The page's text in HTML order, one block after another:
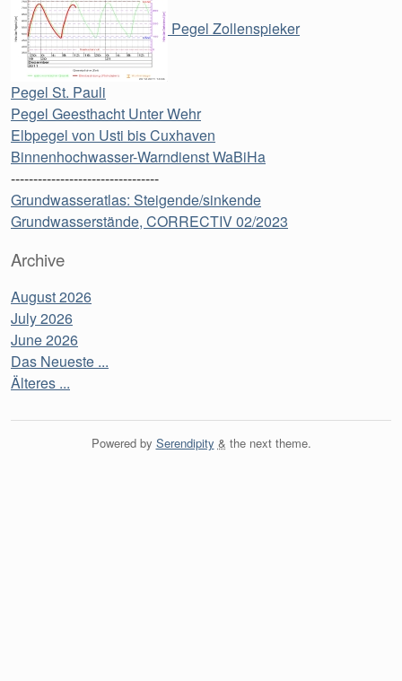
Pegel Zollenspieker
Pegel St. Pauli
Pegel Geesthacht Unter Wehr
Elbpegel von Usti bis Cuxhaven
Binnenhochwasser-Warndienst WaBiHa
---------------------------------
Grundwasseratlas: Steigende/sinkende
Grundwasserstände, CORRECTIV 02/2023
Archive
August 2026
July 2026
June 2026
Das Neueste ...
Älteres ...
Powered by Serendipity & the nexttheme.